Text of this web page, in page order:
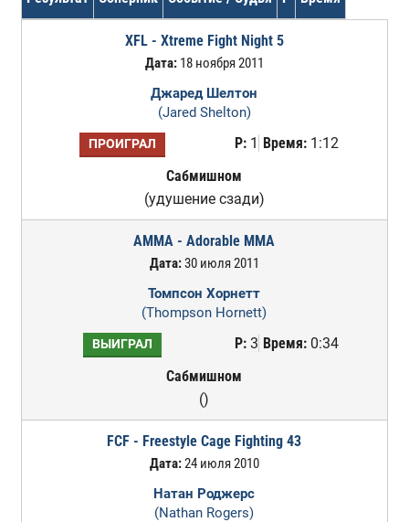
XFL - Xtreme Fight Night 5
Дата:18 ноября 2011
Джаред Шелтон
(Jared Shelton)
ПРОИГРАЛ Р:1 Время:1:12
Сабмишном
(удушение сзади)
AMMA - Adorable MMA
Дата:30 июля 2011
Томпсон Хорнетт
(Thompson Hornett)
ВЫИГРАЛ Р:3 Время:0:34
Сабмишном
()
FCF - Freestyle Cage Fighting 43
Дата:24 июля 2010
Натан Роджерс
(Nathan Rogers)